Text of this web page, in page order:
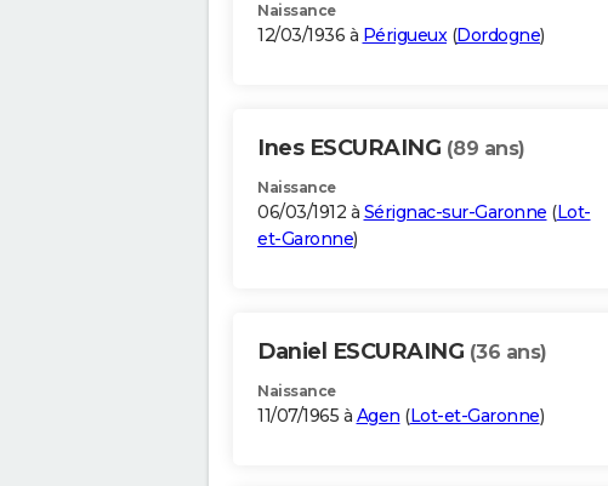
Naissance
12/03/1936 à Périgueux(Dordogne)
Ines ESCURAING (89 ans)
Naissance
06/03/1912 à Sérignac-sur-Garonne (Lot-
et-Garonne)
Daniel ESCURAING (36 ans)
Naissance
11/07/1965 à Agen (Lot-et-Garonne)